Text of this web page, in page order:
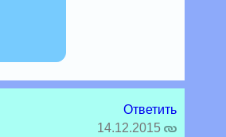
Ответить
14.12.2015